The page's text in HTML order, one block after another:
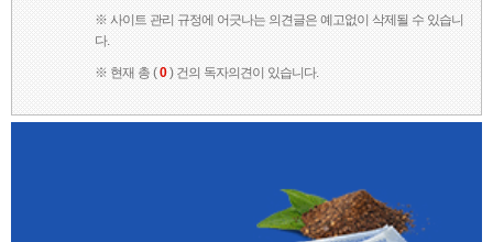
※ 사이트 관리 규정에 어긋나는 의견글은 예고없이 삭제될 수 있습니
다.
※ 현재 총 (0) 건의 독자의견이 있습니다.